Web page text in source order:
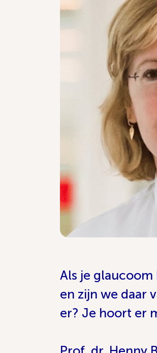
Als je
en zijn we daar
er? Je hoort er